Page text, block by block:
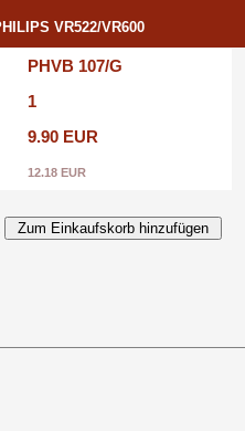
VR522/VR600
PHVB 107/G
1
9.90 EUR
12.18 EUR